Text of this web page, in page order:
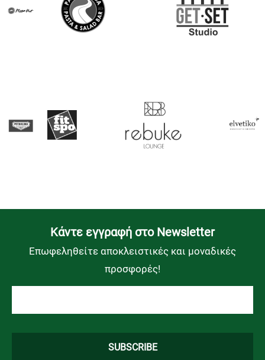
Kάντε εγγραφή στο Newsletter
Επωφεληθείτε αποκλειστικές και μοναδικές
προσφορές!